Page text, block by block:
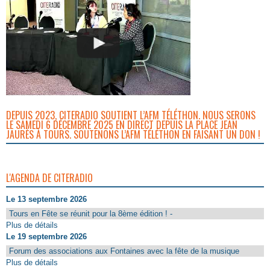
DEPUIS 2023, CITERADIO SOUTIENT L’AFM TÉLÉTHON. NOUS SERONS
LE SAMEDI 6 DÉCEMBRE 2025 EN DIRECT DEPUIS LA PLACE JEAN
JAURÈS À TOURS. SOUTENONS L’AFM TÉLÉTHON EN FAISANT UN DON !
L'AGENDA DE CITERADIO
Le 13 septembre 2026
Tours en Fête se réunit pour la 8ème édition ! -
Plus de détails
Le 19 septembre 2026
Forum des associations aux Fontaines avec la fête de la musique
Plus de détails